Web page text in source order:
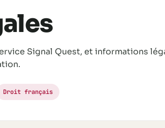
Signal Quest, et informations
Droit français